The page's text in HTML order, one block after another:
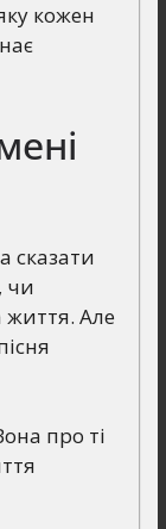
кожен
сказати
чи
життя. Але
про ті